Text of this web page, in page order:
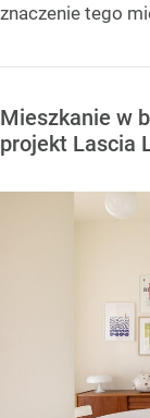
znaczenie tego
Mieszkanie w
projekt Lascia